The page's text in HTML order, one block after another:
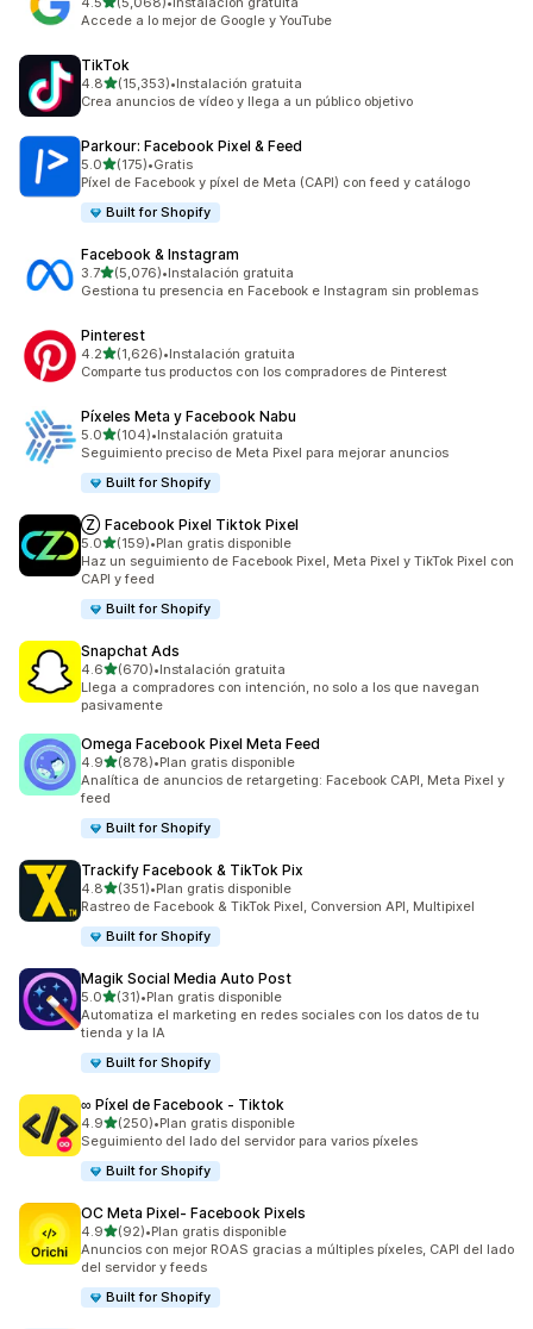
5068 reseñas en total
Accede a lo mejor de Google y YouTube
TikTok
4.8de 5 estrellas
(15,353)
15353 reseñas en total
•Instalación gratuita
Crea anuncios de vídeo y llega a un público objetivo
Parkour: Facebook Pixel & Feed
5.0de 5 estrellas
(175)
175 reseñas en total
•Gratis
Píxel de Facebook y píxel de Meta (CAPI) con feed y catálogo
Built for Shopify
Facebook & Instagram
3.7de 5 estrellas
(5,076)
5076 reseñas en total
•Instalación gratuita
Gestiona tu presencia en Facebook e Instagram sin problemas
Pinterest
4.2de 5 estrellas
(1,626)
1626 reseñas en total
•Instalación gratuita
Comparte tus productos con los compradores de Pinterest
Píxeles Meta y Facebook Nabu
5.0de 5 estrellas
(104)
104 reseñas en total
•Instalación gratuita
Seguimiento preciso de Meta Pixel para mejorar anuncios
Built for Shopify
Ⓩ Facebook Pixel Tiktok Pixel
5.0de 5 estrellas
(159)
159 reseñas en total
•Plan gratis disponible
Haz un seguimiento de Facebook Pixel, Meta Pixel y TikTok Pixel con
CAPI y feed
Built for Shopify
Snapchat Ads
4.6de 5 estrellas
(670)
670 reseñas en total
•Instalación gratuita
Llega a compradores con intención, no solo a los que navegan
pasivamente
Omega Facebook Pixel Meta Feed
4.9de 5 estrellas
(878)
878 reseñas en total
•Plan gratis disponible
Analítica de anuncios de retargeting: Facebook CAPI, Meta Pixel y
feed
Built for Shopify
Trackify Facebook & TikTok Pix
4.8de 5 estrellas
(351)
351 reseñas en total
•Plan gratis disponible
Rastreo de Facebook & TikTok Pixel, Conversion API, Multipixel
Built for Shopify
Magik Social Media Auto Post
5.0de 5 estrellas
(31)
31 reseñas en total
•Plan gratis disponible
Automatiza el marketing en redes sociales con los datos de tu
tienda y la IA
Built for Shopify
∞ Píxel de Facebook ‑ Tiktok
4.9de 5 estrellas
(250)
250 reseñas en total
•Plan gratis disponible
Seguimiento del lado del servidor para varios píxeles
Built for Shopify
OC Meta Pixel‑ Facebook Pixels
4.9de 5 estrellas
(92)
92 reseñas en total
•Plan gratis disponible
Anuncios con mejor ROAS gracias a múltiples píxeles, CAPI del lado
del servidor y feeds
Built for Shopify